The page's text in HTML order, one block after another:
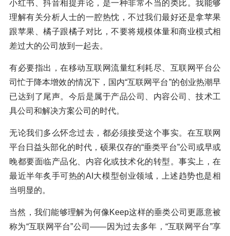
小红书、抖音相提并论，是一种非常不当的类比。我能够
理解有关分析人士的一腔热忱，不过我们最好还是拿苹果
跟苹果、橘子跟橘子对比，不要将规模体量和商业模式相
差过大的公司放到一起去。
有必要指出，在移动互联网流量红利耗尽、互联网平台公
司忙于降本增效的情况下，国内“互联网平台”的创业热潮早
已达到了尾声。今后是属于产品公司、内容公司、技术工
具公司和解决方案公司的时代。
无论我们多么怀念过去，都必须接受这个事实。在互联网
平台日益头部化的时代，硕果仅存的“垂类平台”公司或早或
晚都要面临产品化、内容化或技术化的转型。事实上，在
最近半年炙手可热的AI大模型创业领域，上述趋势也是相
当明显的。
当然，我们能够理解为何像Keep这样的垂类公司更愿意被
称为“互联网平台”公司——因为过去多年，“互联网平台”享